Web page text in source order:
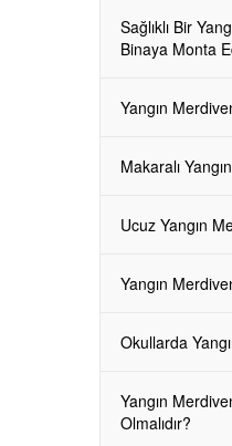
Sağlıklı Bir
Binaya Monta
Yangın
Makaralı
Ucuz Yangın
Yangın
Okullarda
Yangın
Olmalıdır?